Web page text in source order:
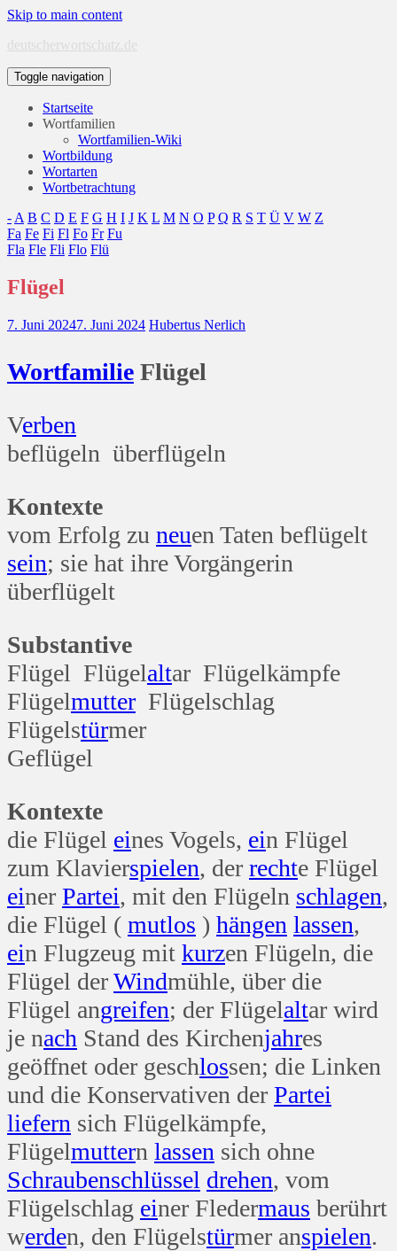
Skip to main content
deutscherwortschatz.de
Toggle navigation
Startseite
Wortfamilien
Wortfamilien-Wiki
Wortbildung
Wortarten
Wortbetrachtung
- A B C D E F G H I J K L M N O P Q R S T Ü V W Z
Fa Fe Fi Fl Fo Fr Fu
Fla Fle Fli Flo Flü
Flügel
7. Juni 20247. Juni 2024 Hubertus Nerlich
Wortfamilie Flügel
Verben
beflügeln überflügeln
Kontexte
vom Erfolg zu neuen Taten beflügelt
sein; sie hat ihre Vorgängerin
überflügelt
Substantive
Flügel Flügelaltar Flügelkämpfe
Flügelmutter Flügelschlag
Flügelstürmer
Geflügel
Kontexte
die Flügel eines Vogels, ein Flügel
zum Klavierspielen, der rechte Flügel
einer Partei, mit den Flügeln schlagen,
die Flügel ( mutlos ) hängen lassen,
ein Flugzeug mit kurzen Flügeln, die
Flügel derWindmühle, über die
Flügel angreifen; der Flügelaltar wird
je nach Stand des Kirchenjahres
geöffnet oder geschlossen; die Linken
und die Konservativen der Partei
liefern sich Flügelkämpfe,
Flügelmuttern lassen sich ohne
Schraubenschlüssel drehen, vom
Flügelschlag einer Fledermaus berührt
werden, den Flügelstürmer anspielen.